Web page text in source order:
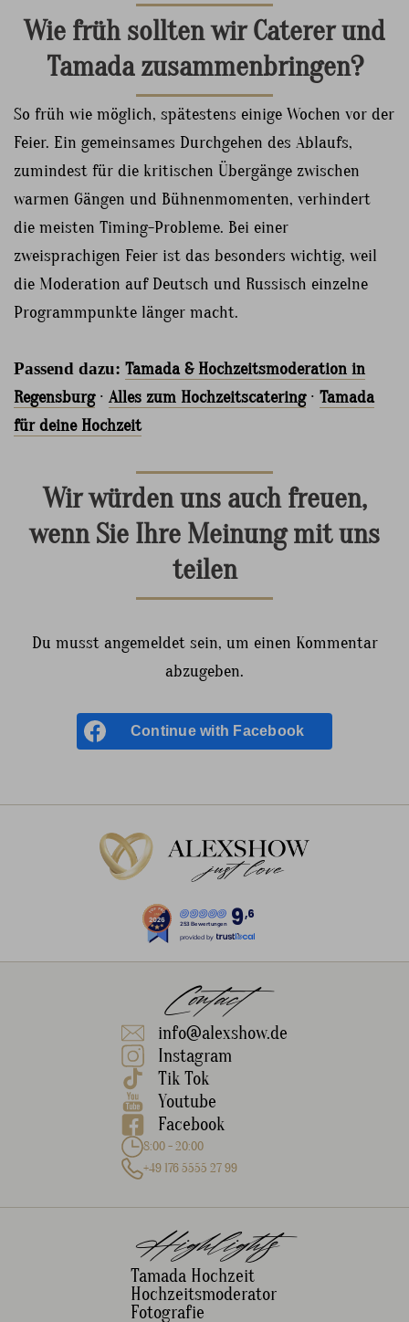
Wie früh sollten wir Caterer und
Tamada zusammenbringen?
So früh wie möglich, spätestens einige Wochen vor der
Feier. Ein gemeinsames Durchgehen des Ablaufs,
zumindest für die kritischen Übergänge zwischen
warmen Gängen und Bühnenmomenten, verhindert
die meisten Timing-Probleme. Bei einer
zweisprachigen Feier ist das besonders wichtig, weil
die Moderation auf Deutsch und Russisch einzelne
Programmpunkte länger macht.
Passend dazu: Tamada & Hochzeitsmoderation in
Regensburg· Alles zum Hochzeitscatering· Tamada
für deine Hochzeit
Wir würden uns auch freuen,
wenn Sie Ihre Meinung mit uns
teilen
Du musst angemeldet sein, um einen Kommentar
abzugeben.
Continue with Facebook
253 Bewertungen 9,6
provided by
Contact
info@alexshow.de
Instagram
Tik Tok
Youtube
Facebook
8:00 - 20:00
+49 176 5555 27 99
Highlights
Tamada Hochzeit
Hochzeitsmoderator
Fotografie